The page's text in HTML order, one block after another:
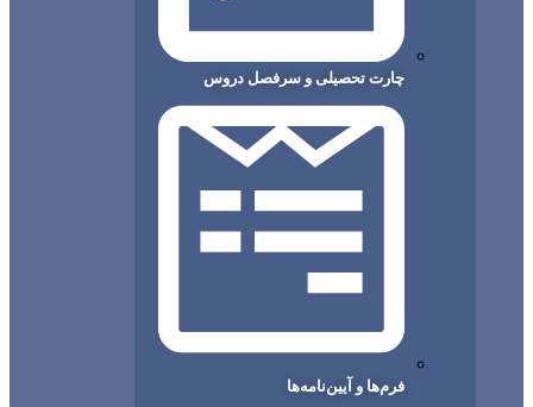
چارت تحصیلی و سرفصل دروس
فرم‌ها و آیین‌نامه‌ها